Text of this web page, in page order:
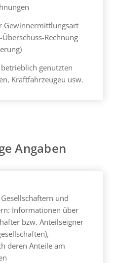
Gewinnermittlungsart
Rechnung
genutzten
Kraftfahrzeugeu usw.
Angaben
und
Informationen über
bzw. Anteilseigner
deren Anteile am